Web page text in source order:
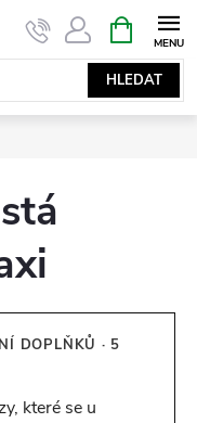
HLEDAT
NÁKUPNÍ
KOŠÍK
DOPLŇKŮ · 5
které se u